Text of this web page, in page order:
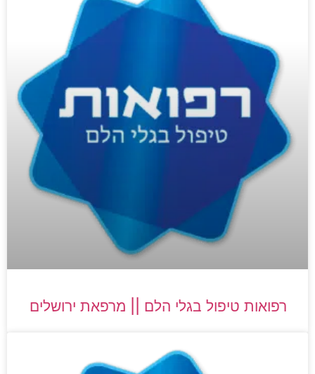
רפואות טיפול בגלי הלם || מרפאת ירושלים​